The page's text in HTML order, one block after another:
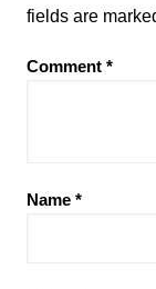
fields are
Comment *
Name *